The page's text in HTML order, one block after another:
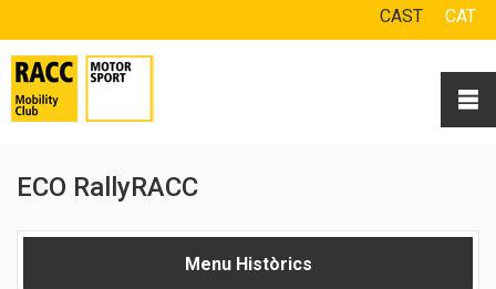
CAST CAT
ECO RallyRACC
Menu Històrics